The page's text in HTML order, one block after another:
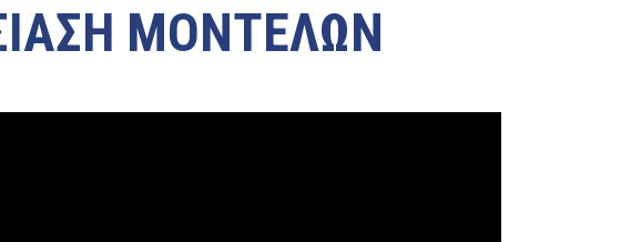
αποτελεσματικά.ΜΟΝΤΕΛΩΝ